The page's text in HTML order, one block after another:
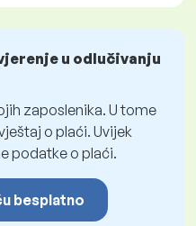
u odlučivanju
zaposlenika. U tome
o plaći. Uvijek
podatke o plaći.
besplatno